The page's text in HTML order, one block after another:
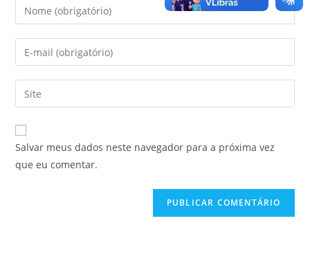
Salvar meus dados neste navegador para a próxima vez
que eu comentar.